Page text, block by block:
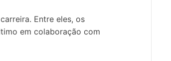
Entre eles, os
em colaboração com